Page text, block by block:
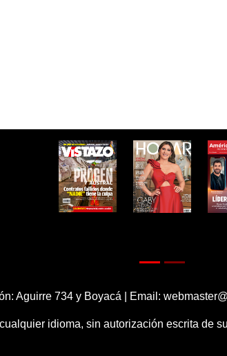
Aguirre 734 y Boyacá | Email:
idioma, sin autorización escrita de